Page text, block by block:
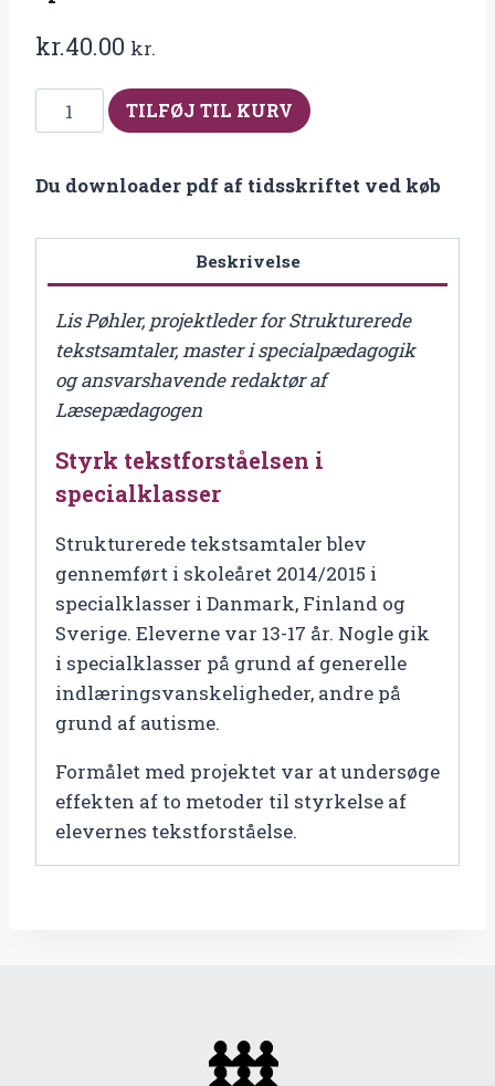
kr.40.00 kr.
2015-
Styrk
specialklasser
antal
TILFØJ TIL KURV
Du downloader pdf af tidsskriftet ved køb
Beskrivelse
Lis Pøhler, projektleder for Strukturerede
tekstsamtaler, master i specialpædagogik
og ansvarshavende redaktør af
Læsepædagogen
Styrk tekstforståelsen i
specialklasser
Strukturerede tekstsamtaler blev
gennemført i skoleåret 2014/2015 i
specialklasser i Danmark, Finland og
Sverige. Eleverne var 13-17 år. Nogle gik
i specialklasser på grund af generelle
indlæringsvanskeligheder, andre på
grund af autisme.
Formålet med projektet var at undersøge
effekten af to metoder til styrkelse af
elevernes tekstforståelse.